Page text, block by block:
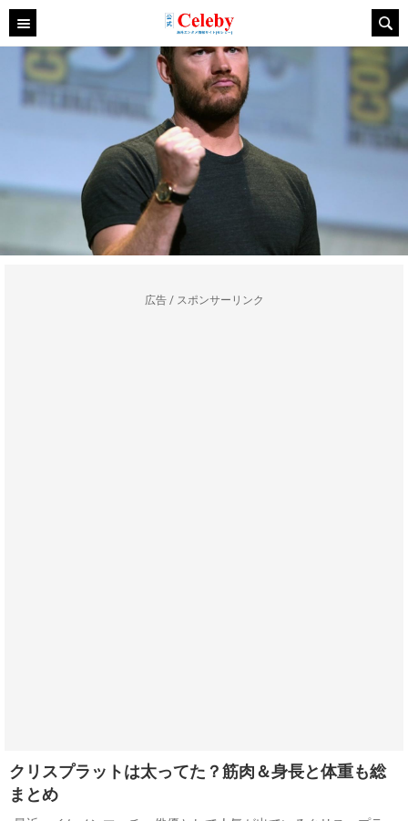
広告 / スポンサーリンク
クリスプラットは太ってた？筋肉＆身長と体重も総
まとめ